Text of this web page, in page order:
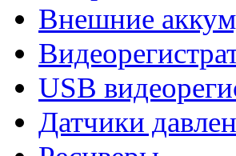
Внешние
USB
Датчики